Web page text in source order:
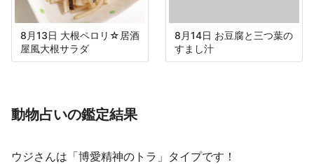
8月13日 大根ペロリ☆居酒
屋風大根サラダ
8月14日 お豆腐と三つ葉の
すまし汁
動物占いの鑑定結果
ウジさんは「博愛精神のトラ」タイプです！